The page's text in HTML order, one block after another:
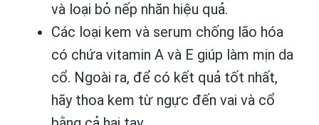
và loại bỏ nếp nhăn hiệu quả.
Các loại kem và serum chống lão hóa
có chứa vitamin A và E giúp làm mịn da
cổ. Ngoài ra, để có kết quả tốt nhất,
hãy thoa kem từ ngực đến vai và cổ